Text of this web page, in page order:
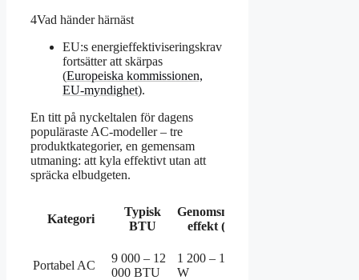
4Vad händer härnäst
EU:s energieffektiviseringskrav
fortsätter att skärpas
(Europeiska kommissionen,
EU-myndighet).
En titt på nyckeltalen för dagens
populäraste AC-modeller – tre
produktkategorier, en gemensam
utmaning: att kyla effektivt utan att
spräcka elbudgeten.
Kategori
Typisk
BTU
Genomsnittlig
effekt (W)
Portabel AC
9 000 – 12
000 BTU
1 200 – 1 500
W